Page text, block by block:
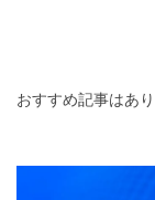
おすすめ記事はあり